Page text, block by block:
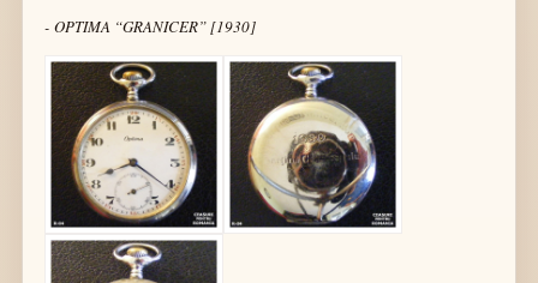
- OPTIMA “GRANICER” [1930]